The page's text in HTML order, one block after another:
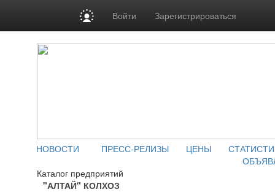
Войти Зарегистрироваться
НОВОСТИ ПРЕСС-РЕЛИЗЫ ЦЕНЫ
Каталог предприятий
"АЛТАЙ" КОЛХОЗ